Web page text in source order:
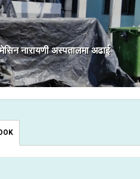
नारायणी अस्पतालमा अढाई